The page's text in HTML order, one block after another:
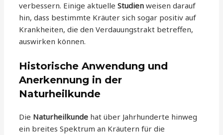
verbessern. Einige aktuelleStudien weisen darauf
hin, dass bestimmte Kräuter sich sogar positiv auf
Krankheiten, die den Verdauungstrakt betreffen,
auswirken können.
Historische Anwendung und
Anerkennung in der
Naturheilkunde
Die Naturheilkunde hat über Jahrhunderte hinweg
ein breites Spektrum an Kräutern für die